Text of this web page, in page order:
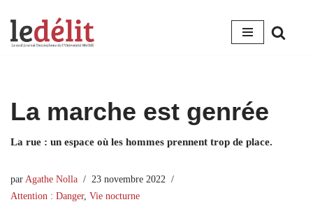
Aller
La marche est genrée
La rue : un espace où les hommes prennent trop de place.
par Agathe Nolla
23 novembre 2022
Attention : Danger, Vie nocturne